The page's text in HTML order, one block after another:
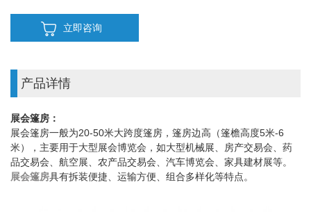
立即咨询
产品详情
展会篷房：
展会篷房一般为20-50米大跨度篷房，篷房边高（篷檐高度5米-6
米），主要用于大型展会博览会，如大型机械展、房产交易会、药
品交易会、航空展、农产品交易会、汽车博览会、家具建材展等。
展会篷房具有拆装便捷、运输方便、组合多样化等特点。